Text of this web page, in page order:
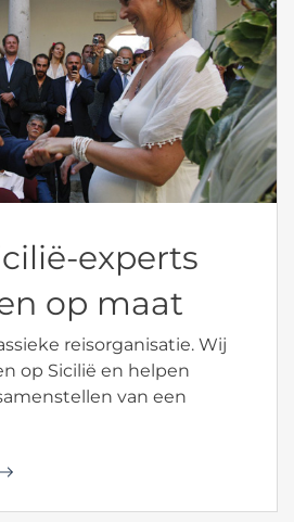
experts
op maat
reisorganisatie. Wij
op Sicilië en helpen
van een